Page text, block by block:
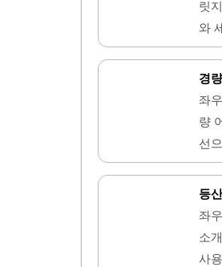
릿
와
정
있
을
가
에
입
경
좌
량
선
자
가
러
정
여
등
좌
소
사